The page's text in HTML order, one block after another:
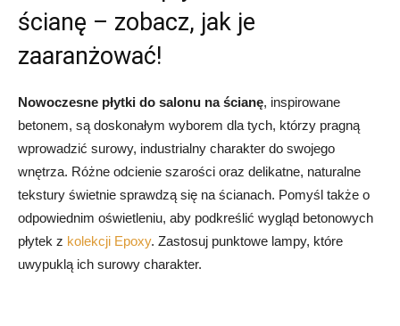
ścianę – zobacz, jak je
zaaranżować!
Nowoczesne płytki do salonu na ścianę, inspirowane
betonem, są doskonałym wyborem dla tych, którzy pragną
wprowadzić surowy, industrialny charakter do swojego
wnętrza. Różne odcienie szarości oraz delikatne, naturalne
tekstury świetnie sprawdzą się na ścianach. Pomyśl także o
odpowiednim oświetleniu, aby podkreślić wygląd betonowych
płytek z kolekcji Epoxy. Zastosuj punktowe lampy, które
uwypuklą ich surowy charakter.